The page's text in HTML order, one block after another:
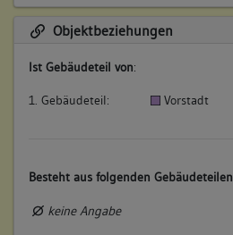
Objektbeziehungen
Ist Gebäudeteil von:
1. Gebäudeteil: Vorstadt
Besteht aus folgenden Gebäudeteilen
keine Angabe